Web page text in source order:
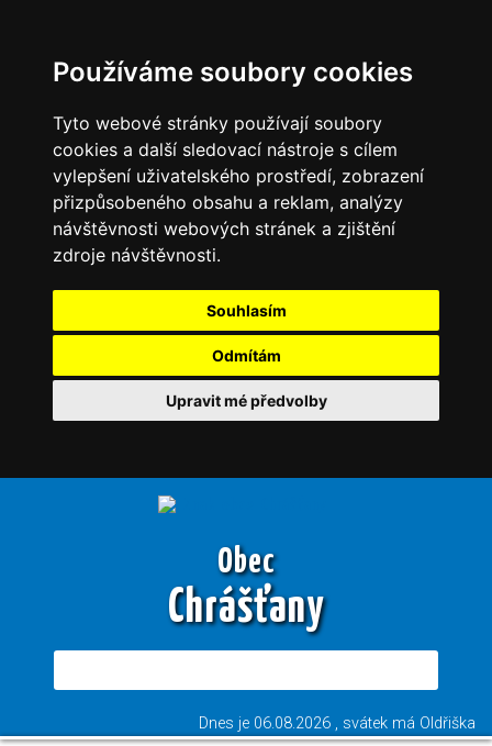
Používáme soubory cookies
Tyto webové stránky používají soubory
cookies a další sledovací nástroje s cílem
vylepšení uživatelského prostředí, zobrazení
přizpůsobeného obsahu a reklam, analýzy
návštěvnosti webových stránek a zjištění
zdroje návštěvnosti.
Souhlasím
Odmítám
Upravit mé předvolby
Obec
Chrášťany
Dnes je 06.08.2026 , svátek má Oldřiška